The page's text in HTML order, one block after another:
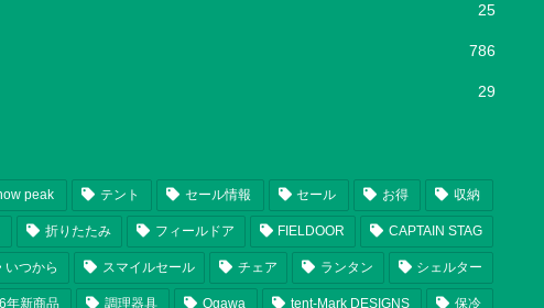
25
786
29
peak テント セール情報 セール お得 収納
折りたたみ フィールドア FIELDOOR CAPTAIN STAG
いつから スマイルセール チェア ランタン シェルター
年新商品 調理器具 Ogawa tent-Mark DESIGNS 保冷